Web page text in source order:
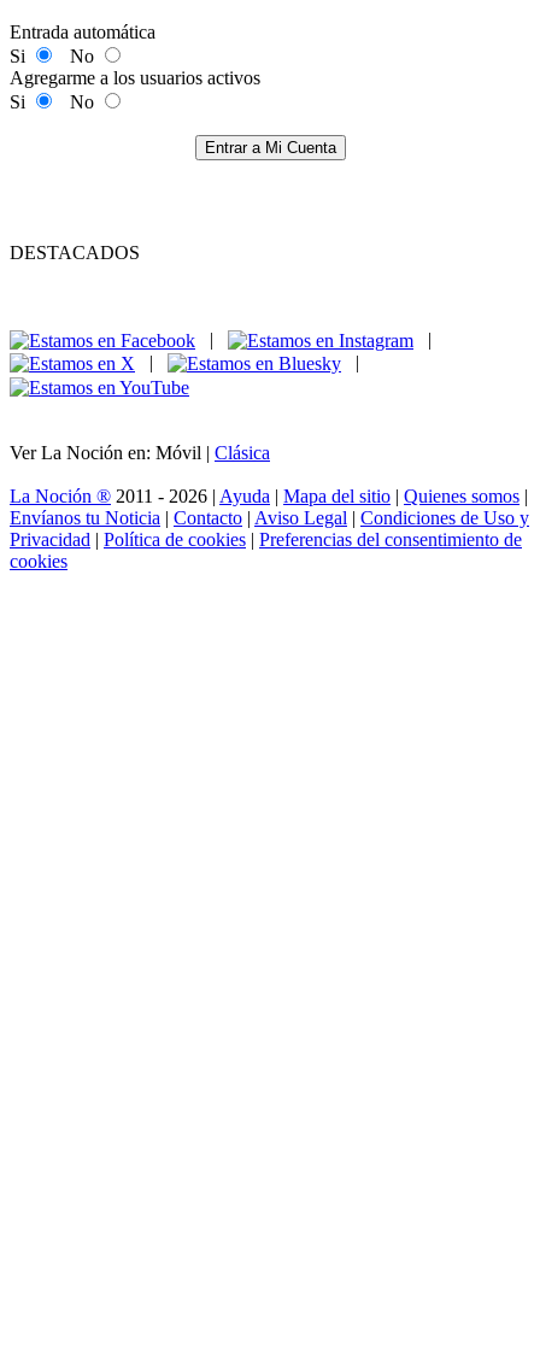
Entrada automática
Si
No
Agregarme a los usuarios activos
Si
No
Entrar a Mi Cuenta
DESTACADOS
|
|
|
|
Ver La Noción en: Móvil | Clásica
La Noción ® 2011 - 2026 | Ayuda | Mapa del sitio | Quienes somos |
Envíanos tu Noticia | Contacto | Aviso Legal | Condiciones de Uso y
Privacidad | Política de cookies | Preferencias del consentimiento de
cookies